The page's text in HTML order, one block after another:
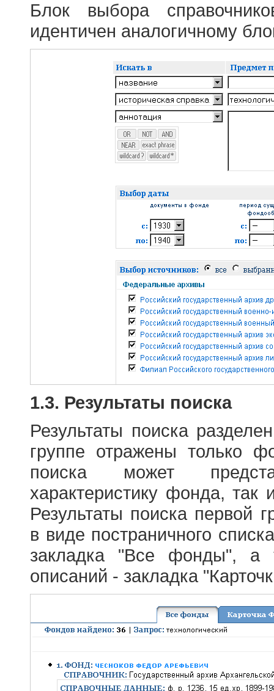
Блок выбора
идентичен аналогичному
1.3. Результаты поиска
Результаты поиска
группе отражены только
поиска может
характеристику фонда,
Результаты поиска первой
в виде постраничного
закладка "Все фонды", а
описаний - закладка